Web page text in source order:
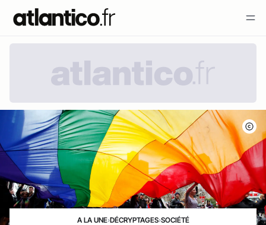
A LA UNE›DÉCRYPTAGES›SOCIÉTÉ